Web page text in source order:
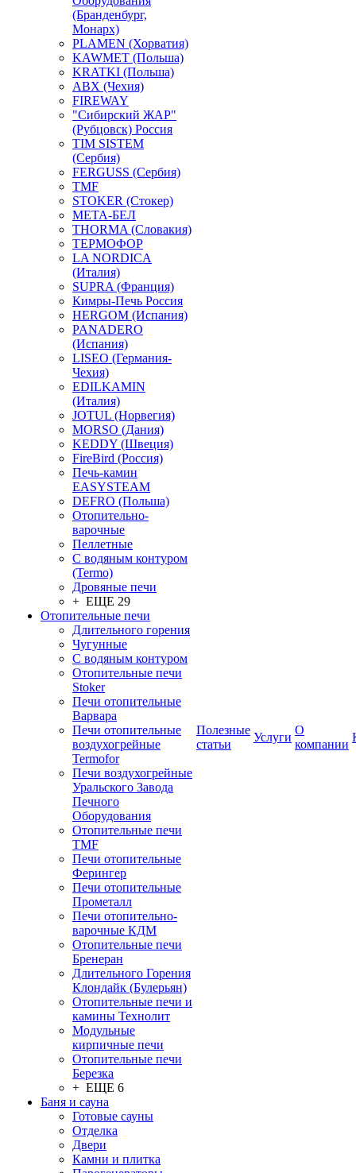
(Бранденбург,
Монарх)
PLAMEN (Хорватия)
KAWMET (Польша)
KRATKI (Польша)
ABX (Чехия)
FIREWAY
"Сибирский ЖАР"
(Рубцовск) Россия
TIM SISTEM
(Сербия)
FERGUSS (Сербия)
TMF
STOKER (Стокер)
МЕТА-БЕЛ
THORMA (Словакия)
ТЕРМОФОР
LA NORDICA
(Италия)
SUPRA (Франция)
Кимры-Печь Россия
HERGOM (Испания)
PANADERO
(Испания)
LISEO (Германия-
Чехия)
EDILKAMIN
(Италия)
JOTUL (Норвегия)
MORSO (Дания)
KEDDY (Швеция)
FireBird (Россия)
Печь-камин
EASYSTEAM
DEFRO (Польша)
Отопительно-
варочные
Пеллетные
С водяным контуром
(Termo)
Дровяные печи
+ ЕЩЕ 29
Отопительные печи
Длительного горения
Чугунные
C водяным контуром
Отопительные печи
Stoker
Печи отопительные
Варвара
Печи отопительные
воздухогрейные
Termofor
Печи воздухогрейные
Уральского Завода
Печного
Оборудования
Отопительные печи
TMF
Печи отопительные
Ферингер
Печи отопительные
Прометалл
Печи отопительно-
варочные КДМ
Отопительные печи
Бренеран
Длительного Горения
Клондайк (Булерьян)
Отопительные печи и
камины Технолит
Модульные
кирпичные печи
Отопительные печи
Березка
+ ЕЩЕ 6
Баня и сауна
Готовые сауны
Отделка
Двери
Камни и плитка
Полезные
статьи
Услуги
О
компании